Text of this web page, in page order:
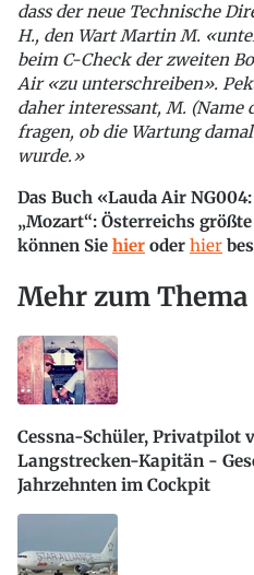
dass der neue Technische
H., den Wart Martin M.
beim C-Check der zweiten
Air «zu unterschreiben».
daher interessant, M. (Name
fragen, ob die Wartung
wurde.»
Das Buch «Lauda Air
„Mozart“: Österreichs
können Sie hier oder hier
Mehr zum Thema
Cessna-Schüler, Privatpilot
Langstrecken-Kapitän -
Jahrzehnten im Cockpit